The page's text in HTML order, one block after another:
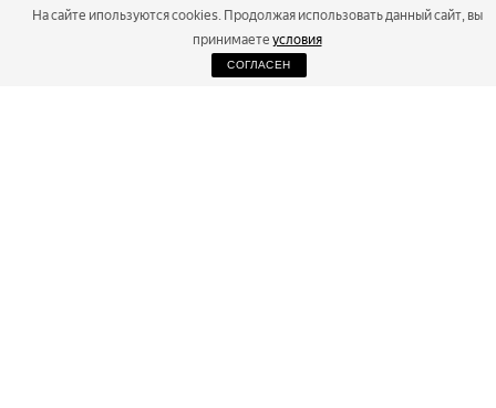
На сайте ипользуются cookies. Продолжая использовать данный сайт, вы
принимаете условия
СОГЛАСЕН